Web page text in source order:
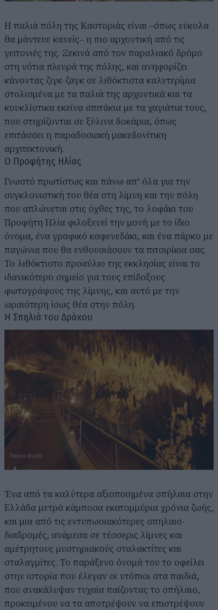
Η παλιά πόλη της Καστοριάς είναι –όπως εύκολα
θα μάντευε κανείς– η πιο αρχοντική από τις
γειτονιές της. Ξεκινά από τον παραλιακό δρόμο
στη νότια πλευρά της πόλης, και ανηφορίζει
κάνοντας ζιγκ-ζαγκ σε λιθόκτιστα καλντερίμια
στολισμένα με τα παλιά της αρχοντικά και τα
κουκλίστικα εκείνα σπιτάκια με τα χαγιάτια τους,
που στηρίζονται σε ξύλινα δοκάρια, όπως
επιτάσσει η παραδοσιακή μακεδονίτικη
αρχιτεκτονική.
Ο Προφήτης Ηλίας
Γνωστό πρωτίστως και πάνω απ’ όλα για την
συγκλονιστική του θέα στη λίμνη και την πόλη
που απλώνεται στις όχθες της, το λοφάκι του
Προφήτη Ηλία φιλοξενεί την μονή με το ίδιο
όνομα, ένα γραφικό καφενεδάκι, και ένα πάρκο με
παγώνια που θα ενθουσιάσουν τα πιτσιρίκια σας.
Το λιθόκτιστο προαύλιο της εκκλησίας είναι το
ιδανικότερο σημείο για τους επίδοξους
φωτογράφους της λίμνης, και αυτό με την
ωραιότερη ίσως θέα στην πόλη.
Η Σπηλιά του Δράκου
Ένα από τα καλύτερα αξιοποιημένα σπήλαια στην
Ελλάδα μετρά κάμποσα εκατομμύρια χρόνια ζωής,
και μια από τις εντυπωσιακότερες σπηλαιο-
διαδρομές, ανάμεσα σε τέσσερις λίμνες και
αμέτρητους μυστηριακούς σταλακτίτες και
σταλαγμίτες. Το παράξενο όνομά του το οφείλει
στην ιστορία που έλεγαν οι ντόπιοι στα παιδιά,
που ανακάλυψαν τυχαία παίζοντας το σπήλαιο,
προκειμένου να τα αποτρέψουν να επιστρέψουν